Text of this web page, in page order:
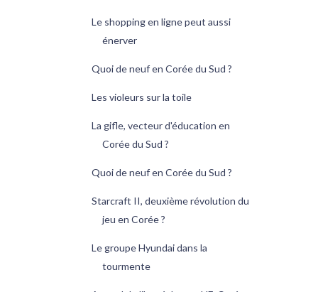
Le shopping en ligne peut aussi
énerver
Quoi de neuf en Corée du Sud ?
Les violeurs sur la toile
La gifle, vecteur d'éducation en
Corée du Sud ?
Quoi de neuf en Corée du Sud ?
Starcraft II, deuxième révolution du
jeu en Corée ?
Le groupe Hyundai dans la
tourmente